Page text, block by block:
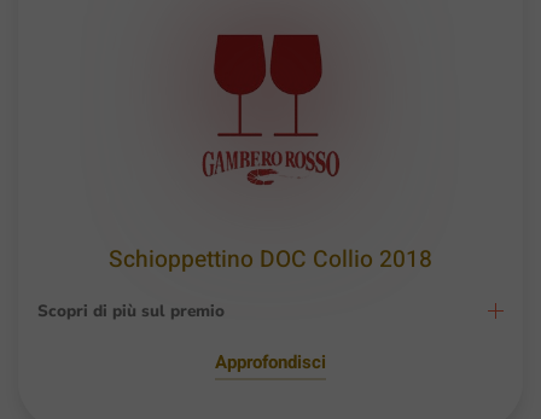
Schioppettino DOC Collio 2018
Scopri di più sul premio
Approfondisci